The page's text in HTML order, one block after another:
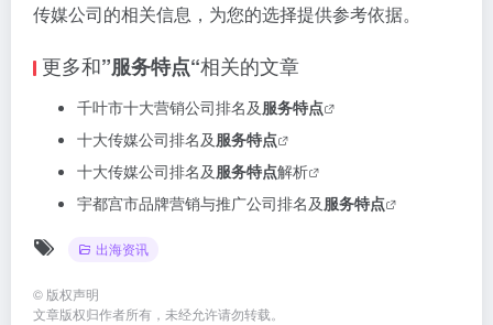
传媒公司的相关信息，为您的选择提供参考依据。
更多和”服务特点“相关的文章
千叶市十大营销公司排名及服务特点
十大传媒公司排名及服务特点
十大传媒公司排名及服务特点解析
宇都宫市品牌营销与推广公司排名及服务特点
出海资讯
© 版权声明
文章版权归作者所有，未经允许请勿转载。